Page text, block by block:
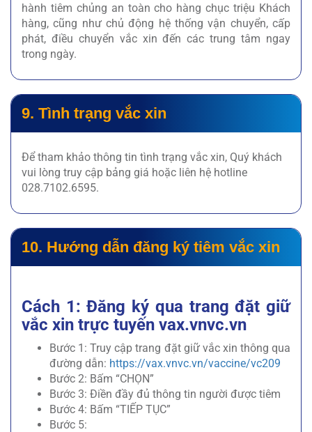
hành tiêm chủng an toàn cho hàng chục triệu Khách
hàng, cũng như chủ động hệ thống vận chuyển, cấp
phát, điều chuyển vắc xin đến các trung tâm ngay
trong ngày.
9. Tình trạng vắc xin
Để tham khảo thông tin tình trạng vắc xin, Quý khách
vui lòng truy cập bảng giá hoặc liên hệ hotline
028.7102.6595.
10. Hướng dẫn đăng ký tiêm vắc xin
Cách 1: Đăng ký qua trang đặt giữ
vắc xin trực tuyến vax.vnvc.vn
Bước 1: Truy cập trang đặt giữ vắc xin thông qua
đường dẫn: https://vax.vnvc.vn/vaccine/vc209
Bước 2: Bấm “CHỌN”
Bước 3: Điền đầy đủ thông tin người được tiêm
Bước 4: Bấm “TIẾP TỤC”
Bước 5: